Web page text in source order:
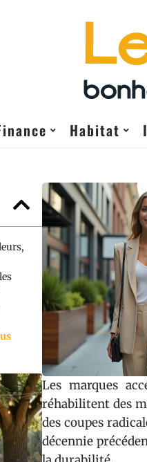
Habitat
Les marques
réhabilitent des
des coupes
décennie